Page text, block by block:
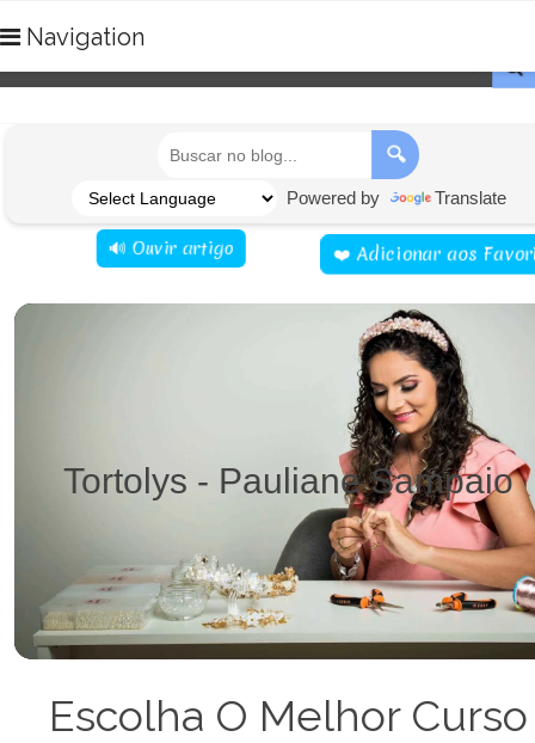
Navigation
🔍
Powered by Translate
🔊 Ouvir artigo ❤️ Adicionar aos
Tortolys -
Escolha O Melhor Curso